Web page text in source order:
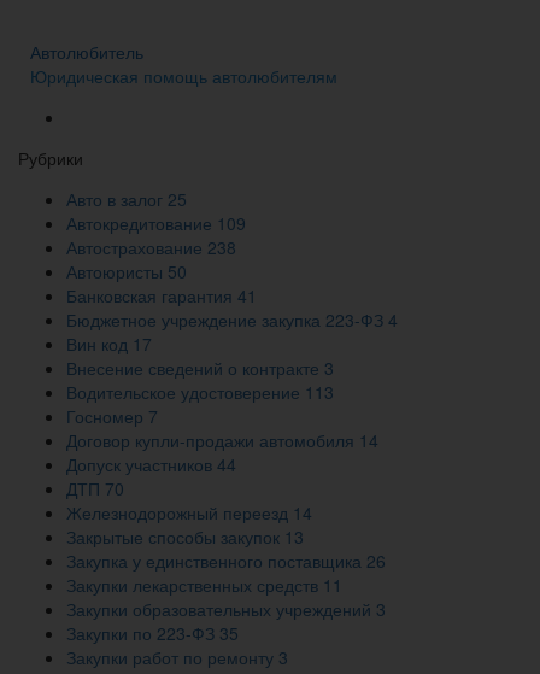
Автолюбитель
Юридическая помощь автолюбителям
Рубрики
Авто в залог 25
Автокредитование 109
Автострахование 238
Автоюристы 50
Банковская гарантия 41
Бюджетное учреждение закупка 223-ФЗ 4
Вин код 17
Внесение сведений о контракте 3
Водительское удостоверение 113
Госномер 7
Договор купли-продажи автомобиля 14
Допуск участников 44
ДТП 70
Железнодорожный переезд 14
Закрытые способы закупок 13
Закупка у единственного поставщика 26
Закупки лекарственных средств 11
Закупки образовательных учреждений 3
Закупки по 223-ФЗ 35
Закупки работ по ремонту 3